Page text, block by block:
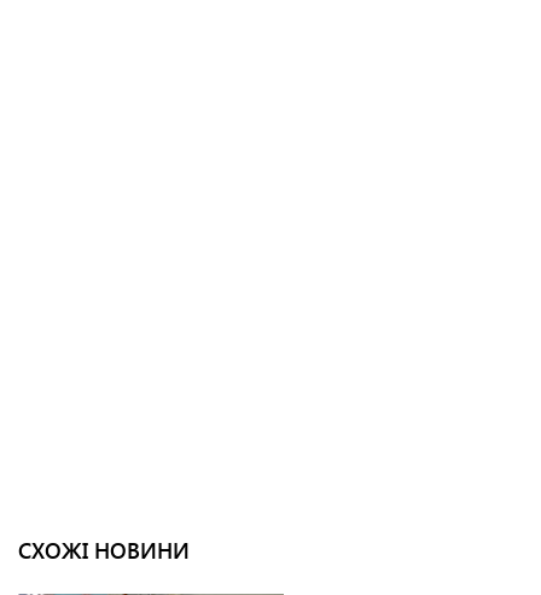
СХОЖІ НОВИНИ